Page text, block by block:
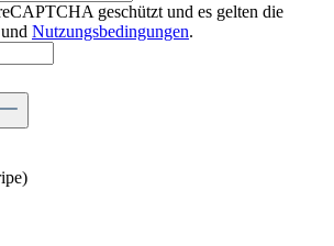
geschützt und es gelten die
und Nutzungsbedingungen.